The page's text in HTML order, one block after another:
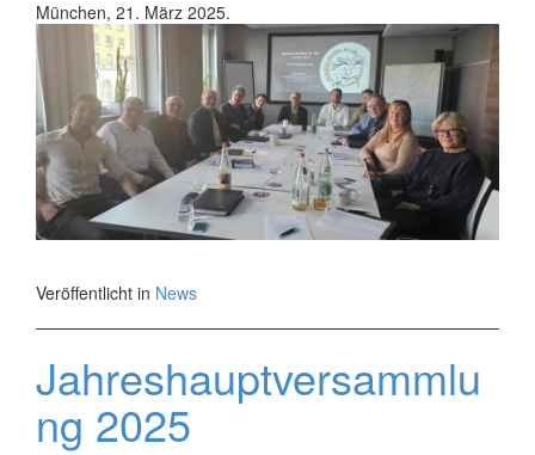
München, 21. März 2025.
Veröffentlicht in News
Jahreshauptversammlu
ng 2025